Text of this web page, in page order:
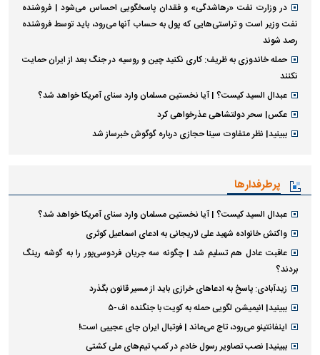
در وزارت نفت «رهاشدگی» و فقدان پاسخگویی احساس می‌شود | فروشنده
نفت وزیر است و تراستی‌هایی که پول به حساب آنها می‌رود، باید توسط فروشنده
رصد شوند
حمله خاندوزی به ظریف: کاری نکنید چین و روسیه در جنگ بعد از ایران حمایت
نکنند
عبدال السید کیست؟ | آیا نخستین مسلمان وارد سنای آمریکا خواهد شد؟
عکس| سحر دولتشاهی عذرخواهی کرد
ببینید| نظر متفاوت سینا حجازی درباره گوگوش خبرساز شد
پرطرفدارها
عبدال السید کیست؟ | آیا نخستین مسلمان وارد سنای آمریکا خواهد شد؟
واکنش خانواده شهید علی لاریجانی به ادعای اسماعیل کوثری
عاقبت عادل هم تسلیم شد | چگونه سه جریان فردوسی‌پور را به گوشه رینگ
بردند؟
زیدآبادی: پاسخ به ادعا‌های خرازی باید از مسیر قانون بگذرد
ببینید| انیمیشن لگویی حمله به کویت با جنگنده اف-۵
اینفانتینو می‌رود، تاج می‌ماند | فوتبال ایران جای عجیبی است!
ببینید| نصب تصاویر رسول خادم در کمپ تیم‌های ملی کشتی